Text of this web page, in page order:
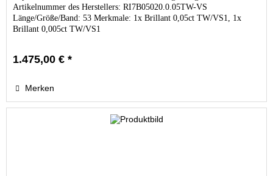
Artikelnummer des Herstellers: RI7B05020.0.05TW-VS
Länge/Größe/Band: 53 Merkmale: 1x Brillant 0,05ct TW/VS1, 1x
Brillant 0,005ct TW/VS1
1.475,00 € *
Merken